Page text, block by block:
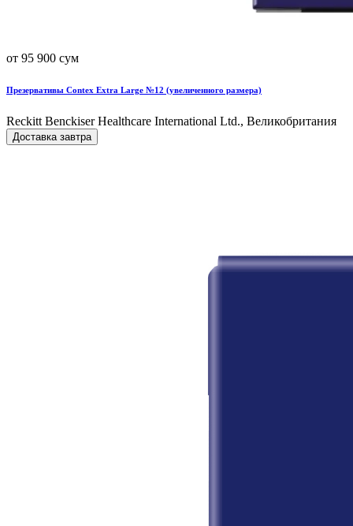
от 95 900 сум
Презервативы Contex Extra Large №12 (увеличенного размера)
Reckitt Benckiser Healthcare International Ltd., Великобритания
Доставка завтра